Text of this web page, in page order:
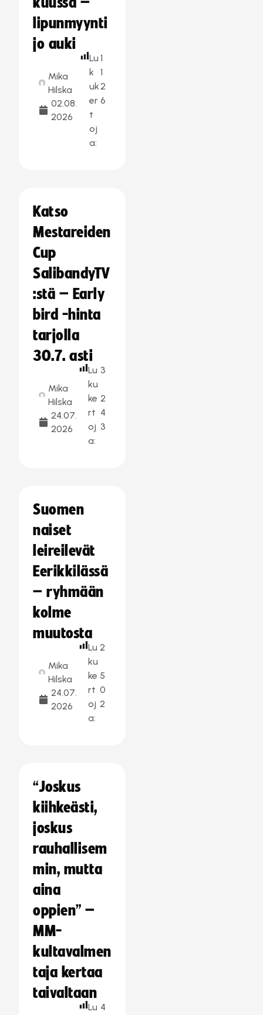
lipunmyynti
jo auki
Mika
Hilska
02.08.
2026
Lu
k
uk
er
t
oj
a:
1
1
2
6
Katso
Mestareiden
Cup
SalibandyTV
:stä – Early
bird -hinta
tarjolla
30.7. asti
Mika
Hilska
24.07.
2026
Lu
ku
ke
rt
oj
a:
3
2
4
3
Suomen
naiset
leireilevät
Eerikkilässä
– ryhmään
kolme
muutosta
Mika
Hilska
24.07.
2026
Lu
ku
ke
rt
oj
a:
2
5
0
2
“Joskus
kiihkeästi,
joskus
rauhallisem
min, mutta
aina
oppien” –
MM-
kultavalmen
taja kertaa
taivaltaan
Lu 4